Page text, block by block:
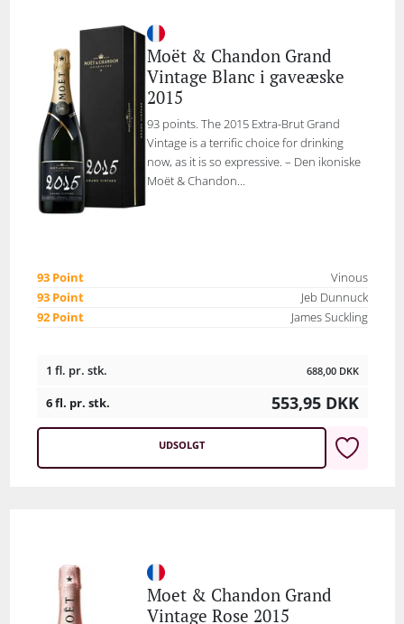
Moët & Chandon Grand
Vintage Blanc i gaveæske
2015
93 points. The 2015 Extra-Brut Grand
Vintage is a terrific choice for drinking
now, as it is so expressive. – Den ikoniske
Moët & Chandon...
93 Point
Vinous
93 Point
Jeb Dunnuck
92 Point
James Suckling
1 fl. pr. stk. 688,00 DKK
6 fl. pr. stk. 553,95 DKK
UDSOLGT
Moet & Chandon Grand
Vintage Rose 2015